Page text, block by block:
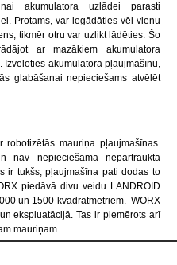
akumulatora uzlādei parasti
Protams, var iegādāties vēl vienu
tikmēr otru var uzlikt lādēties. Šo
ar mazākiem akumulatora
akumulatora pļaujmašīnu,
glabāšanai nepieciešams atvēlēt
mauriņa pļaujmašīnas.
nav nepieciešama nepārtraukta
ir tukšs, pļaujmašīna pati dodas to
piedāvā divu veidu LANDROID
un 1500 kvadrātmetriem. WORX
ekspluatācijā. Tas ir piemērots arī
mauriņam.